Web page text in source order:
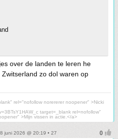
over de landen te leren he
zo dol waren op
rel="nofollow norererer noopener" >Nicki
target=_blank rel=nofollow"
>Mijn vissen in actie.</a>
juni 2026 @ 20:19 • 27